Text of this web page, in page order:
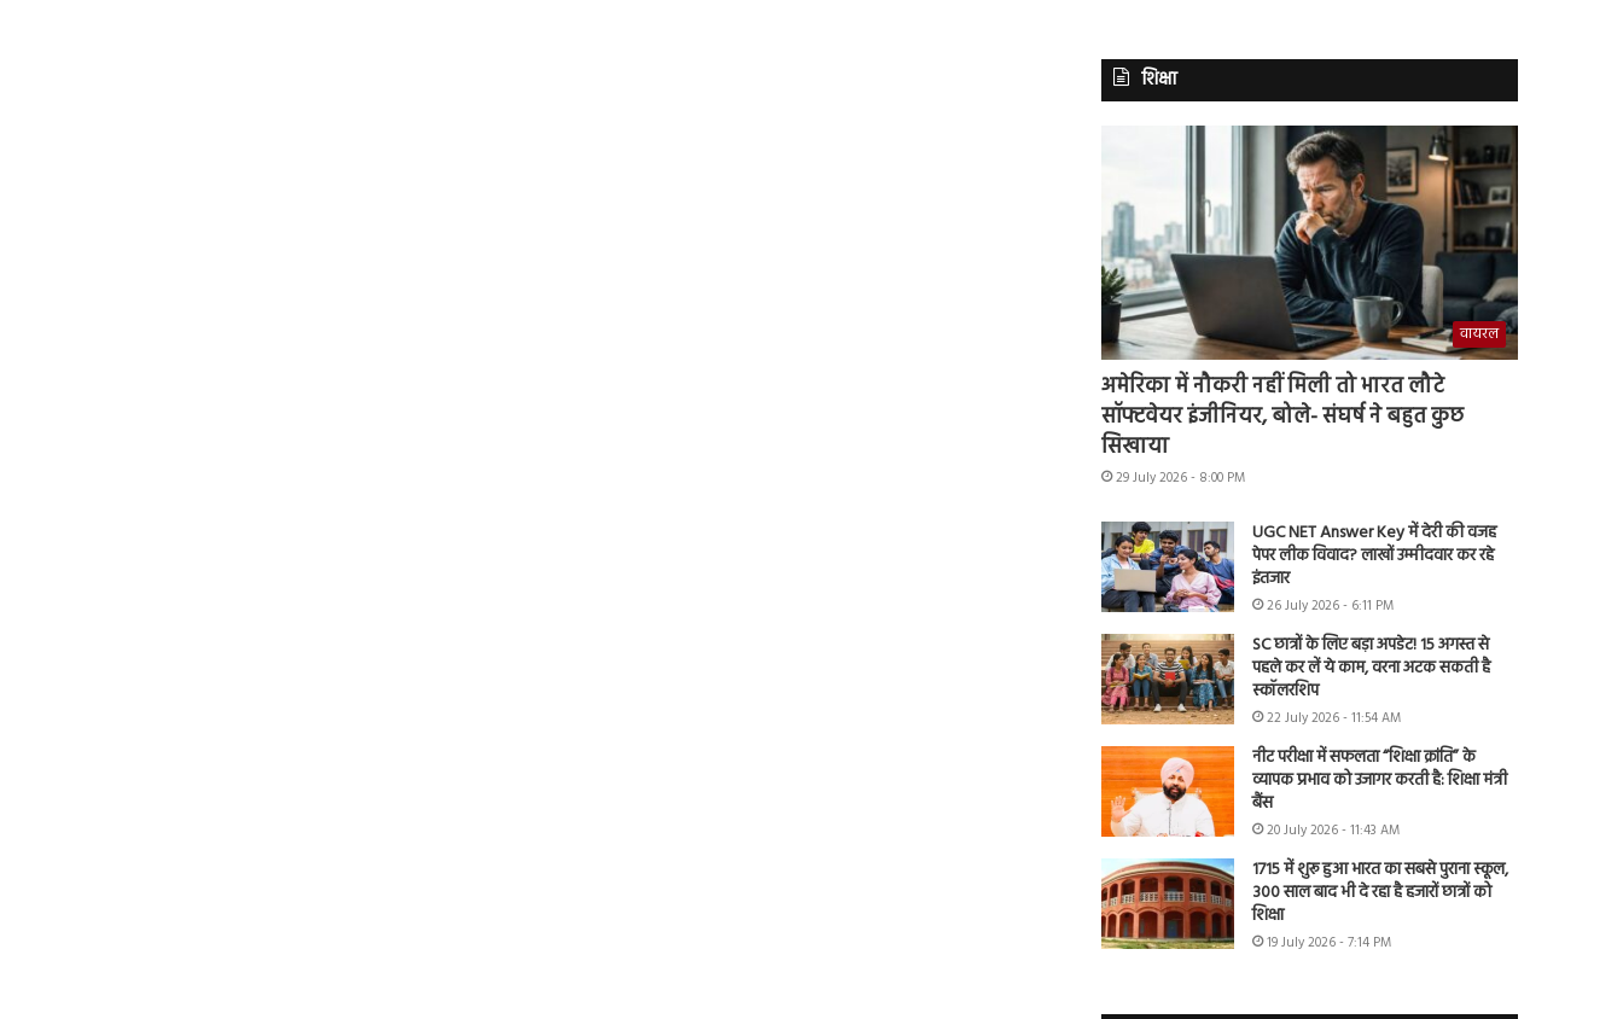
शिक्षा
वायरल
अमेरिका में नौकरी नहीं मिली तो भारत लौटे
सॉफ्टवेयर इंजीनियर, बोले- संघर्ष ने बहुत कुछ
सिखाया
29 July 2026 - 8:00 PM
UGC NET Answer Key में देरी की वजह
पेपर लीक विवाद? लाखों उम्मीदवार कर रहे
इंतजार
26 July 2026 - 6:11 PM
SC छात्रों के लिए बड़ा अपडेट! 15 अगस्त से
पहले कर लें ये काम, वरना अटक सकती है
स्कॉलरशिप
22 July 2026 - 11:54 AM
नीट परीक्षा में सफलता “शिक्षा क्रांति” के
व्यापक प्रभाव को उजागर करती है: शिक्षा मंत्री
बैंस
20 July 2026 - 11:43 AM
1715 में शुरू हुआ भारत का सबसे पुराना स्कूल,
300 साल बाद भी दे रहा है हजारों छात्रों को
शिक्षा
19 July 2026 - 7:14 PM